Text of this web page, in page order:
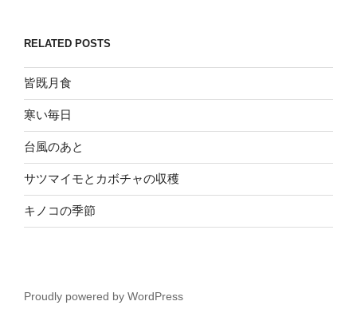
RELATED POSTS
皆既月食
寒い毎日
台風のあと
サツマイモとカボチャの収穫
キノコの季節
Proudly powered by WordPress